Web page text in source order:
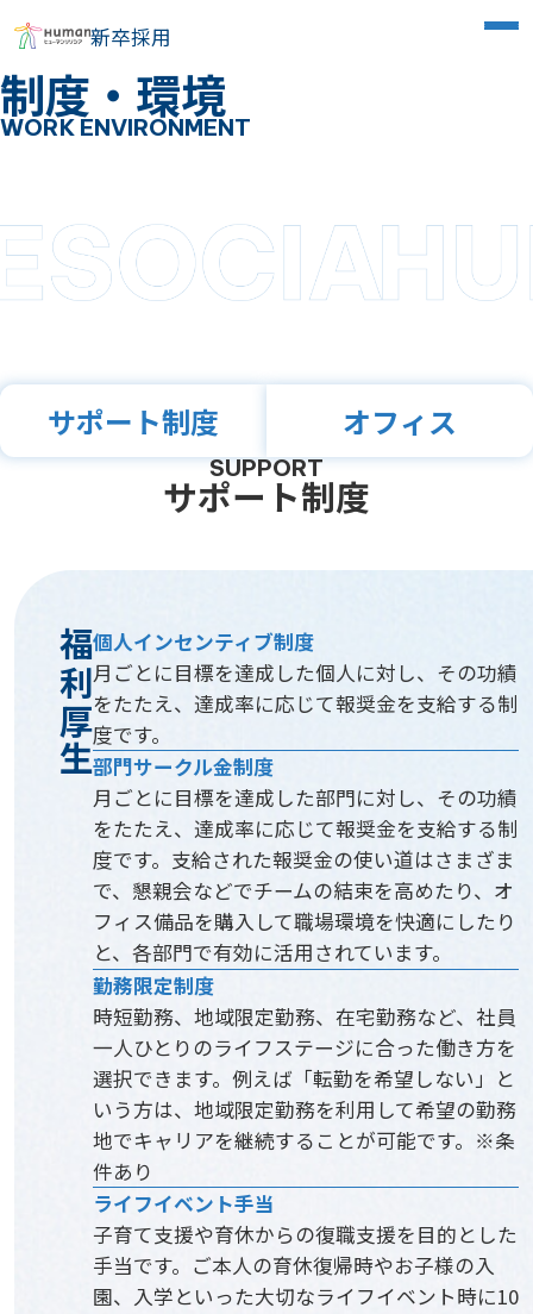
新卒採用
制度・環境
WORK ENVIRONMENT
サポート制度 オフィス
SUPPORT
サポート制度
福利厚生個人インセンティブ制度
月ごとに目標を達成した個人に対し、その功績
をたたえ、達成率に応じて報奨金を支給する制
度です。
部門サークル金制度
月ごとに目標を達成した部門に対し、その功績
をたたえ、達成率に応じて報奨金を支給する制
度です。支給された報奨金の使い道はさまざま
で、懇親会などでチームの結束を高めたり、オ
フィス備品を購入して職場環境を快適にしたり
と、各部門で有効に活用されています。
勤務限定制度
時短勤務、地域限定勤務、在宅勤務など、社員
一人ひとりのライフステージに合った働き方を
選択できます。例えば「転勤を希望しない」と
いう方は、地域限定勤務を利用して希望の勤務
地でキャリアを継続することが可能です。※条
件あり
ライフイベント手当
子育て支援や育休からの復職支援を目的とした
手当です。ご本人の育休復帰時やお子様の入
園、入学といった大切なライフイベント時に10